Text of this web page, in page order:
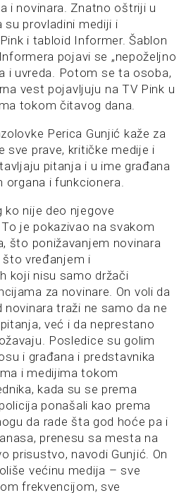
i novinara. Znatno oštriji u
provladini mediji i
i tabloid Informer. Šablon
pojavi se „nepoželjno
i uvreda. Potom se ta osoba,
vest pojavljuju na TV Pink u
tokom čitavog dana.
Perica Gunjić kaže za
sve prave, kritičke medije i
pitanja i u ime građana
organa i funkcionera.
ko nije deo njegove
je pokazivao na svakom
što ponižavanjem novinara
što vređanjem i
koji nisu samo držači
za novinare. On voli da
novinara traži ne samo da ne
već i da neprestano
Posledice su golim
i građana i predstavnika
i medijima tokom
kada su se prema
ponašali kao prema
da rade šta god hoće pa i
prenesu sa mesta na
prisustvo, navodi Gunjić. On
većinu medija – sve
frekvencijom, sve